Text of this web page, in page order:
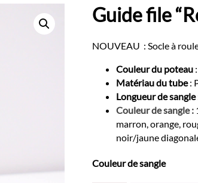
MODULES STANDARDS
REHAUSSEURS
Guide file
NOUVEAU : Socle à
Couleur du poteau:
Matériau du tube:
Longueur de sangle
Couleur de sangle :
marron, orange,
noir/jaune
Couleur de sangle